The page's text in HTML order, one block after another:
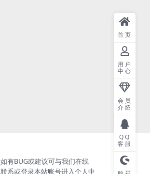
如有BUG或建议可与我们在线
联系或登录本站账号进入个人中
首页
用户
中心
会员
介绍
QQ
客服